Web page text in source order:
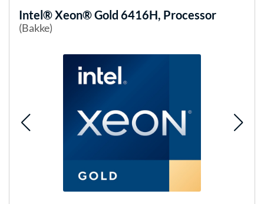
Intel®Xeon® Gold 6416H, Processor
(Bakke)